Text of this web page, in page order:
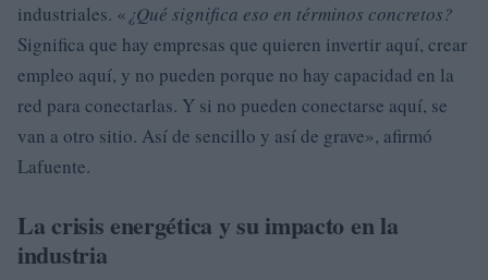
industriales. «¿Qué significa eso en términos concretos?
Significa que hay empresas que quieren invertir aquí, crear
empleo aquí, y no pueden porque no hay capacidad en la
red para conectarlas. Y si no pueden conectarse aquí, se
van a otro sitio. Así de sencillo y así de grave», afirmó
Lafuente.
La crisis energética y su impacto en la
industria